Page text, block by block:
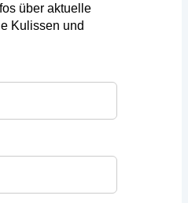
über aktuelle
Kulissen und